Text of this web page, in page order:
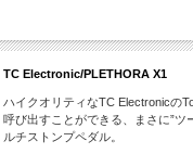
TC Electronic/PLETHORA X1
ハイクオリティなTC Electronicの
呼び出すことができる、まさに”ツ
ルチストンプペダル。